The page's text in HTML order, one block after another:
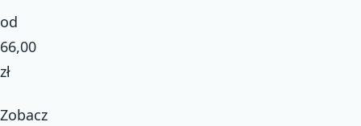
od
66,00
zł
Zobacz